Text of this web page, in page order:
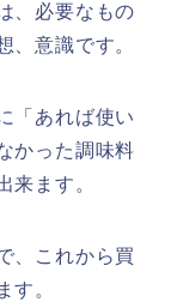
、必要なもの
、意識です。
「あれば使い
かった調味料
来ます。
、これから買
す。